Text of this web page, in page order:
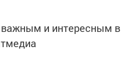
и интересным в